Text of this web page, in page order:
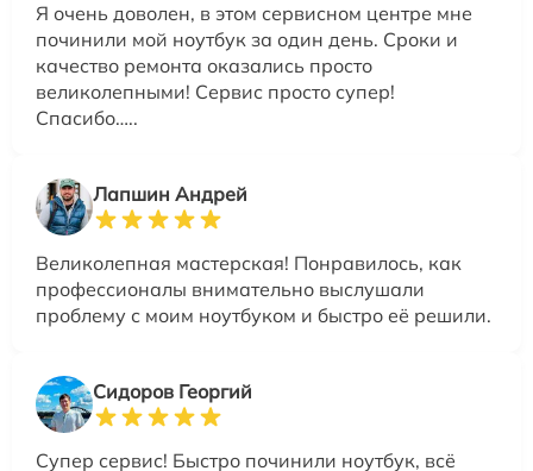
Я очень доволен, в этом сервисном центре мне
починили мой ноутбук за один день. Сроки и
качество ремонта оказались просто
великолепными! Сервис просто супер!
Спасибо…..
Лапшин Андрей
Великолепная мастерская! Понравилось, как
профессионалы внимательно выслушали
проблему с моим ноутбуком и быстро её решили.
Сидоров Георгий
Супер сервис! Быстро починили ноутбук, всё